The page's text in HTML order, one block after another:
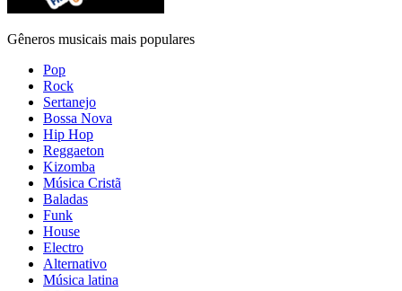
Gêneros musicais mais populares
Pop
Rock
Sertanejo
Bossa Nova
Hip Hop
Reggaeton
Kizomba
Música Cristã
Baladas
Funk
House
Electro
Alternativo
Música latina